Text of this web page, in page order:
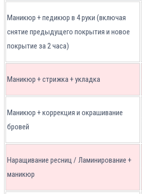
Маникюр + педикюр в 4 руки (включая
снятие предыдущего покрытия и новое
покрытие за 2 часа)
Маникюр + стрижка + укладка
Маникюр + коррекция и окрашивание
бровей
Наращивание ресниц / Ламинирование +
маникюр